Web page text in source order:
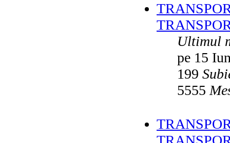
Ultimul
pe 15
199
5555